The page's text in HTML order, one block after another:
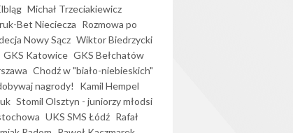
Michał Trzeciakiewicz
Bet Nieciecza Rozmowa po
Nowy Sącz Wiktor Biedrzycki
GKS Katowice GKS Bełchatów
Chodź w "biało-niebieskich"
nagrody!
Kamil Hempel
Stomil Olsztyn - juniorzy młodsi
UKS SMS Łódź Rafał